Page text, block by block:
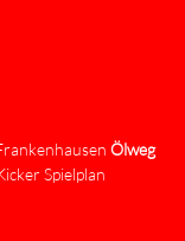
Ölweg
Spielplan